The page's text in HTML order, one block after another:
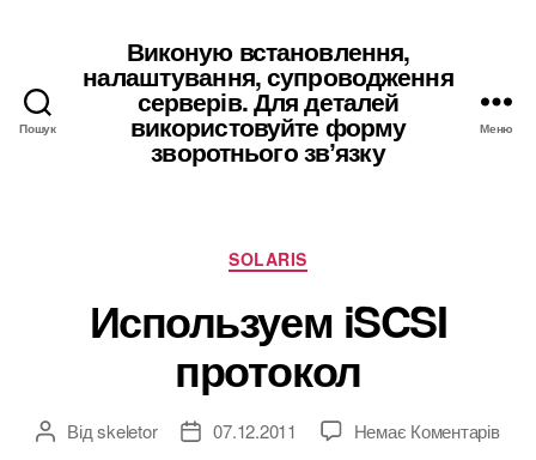
Пошук
Виконую встановлення,
налаштування, супроводження
серверів. Для деталей
використовуйте форму
зворотнього звʼязку
Меню
Категорії
SOLARIS
Используем iSCSI
протокол
Автор
Відskeletor
Дата07.12.2011 Немає Коментарівдо